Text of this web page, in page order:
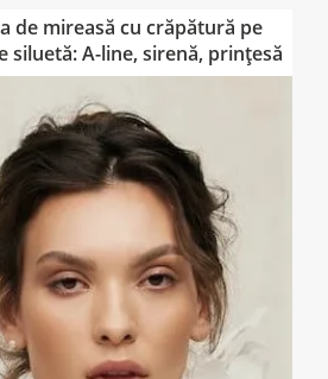
de mireasă cu crăpătură pe
siluetă: A-line, sirenă, prințesă